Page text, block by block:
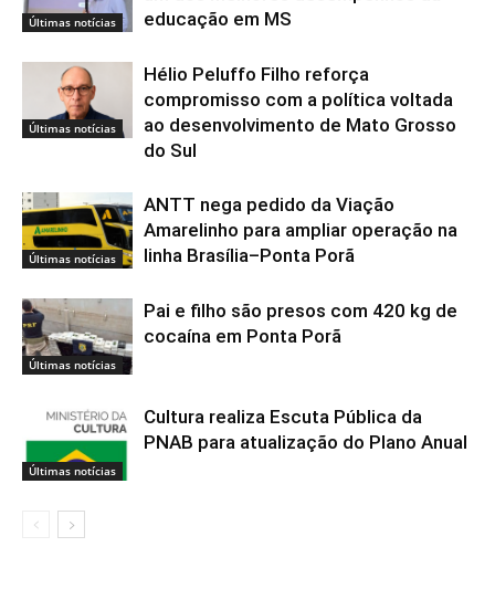
Últimas notícias
educação em MS
Últimas notícias
Hélio Peluffo Filho reforça
compromisso com a política voltada
ao desenvolvimento de Mato Grosso
do Sul
Últimas notícias
ANTT nega pedido da Viação
Amarelinho para ampliar operação na
linha Brasília–Ponta Porã
Últimas notícias
Pai e filho são presos com 420 kg de
cocaína em Ponta Porã
Últimas notícias
Cultura realiza Escuta Pública da
PNAB para atualização do Plano Anual